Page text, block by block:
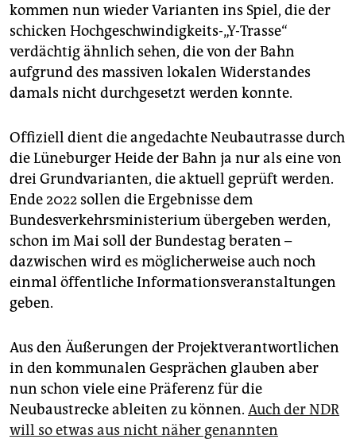
kommen nun wieder Varianten ins Spiel, die der
schicken Hochgeschwindigkeits-„Y-Trasse“
verdächtig ähnlich sehen, die von der Bahn
aufgrund des massiven lokalen Widerstandes
damals nicht durchgesetzt werden konnte.
Offiziell dient die angedachte Neubautrasse durch
die Lüneburger Heide der Bahn ja nur als eine von
drei Grundvarianten, die aktuell geprüft werden.
Ende 2022 sollen die Ergebnisse dem
Bundesverkehrsministerium übergeben werden,
schon im Mai soll der Bundestag beraten –
dazwischen wird es möglicherweise auch noch
einmal öffentliche Informationsveranstaltungen
geben.
Aus den Äußerungen der Projektverantwortlichen
in den kommunalen Gesprächen glauben aber
nun schon viele eine Präferenz für die
Neubaustrecke ableiten zu können. Auch der NDR
will so etwas aus nicht näher genannten